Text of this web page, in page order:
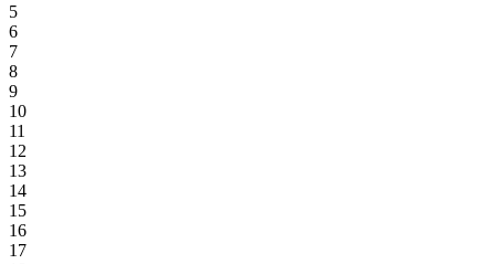
5
6
7
8
9
10
11
12
13
14
15
16
17